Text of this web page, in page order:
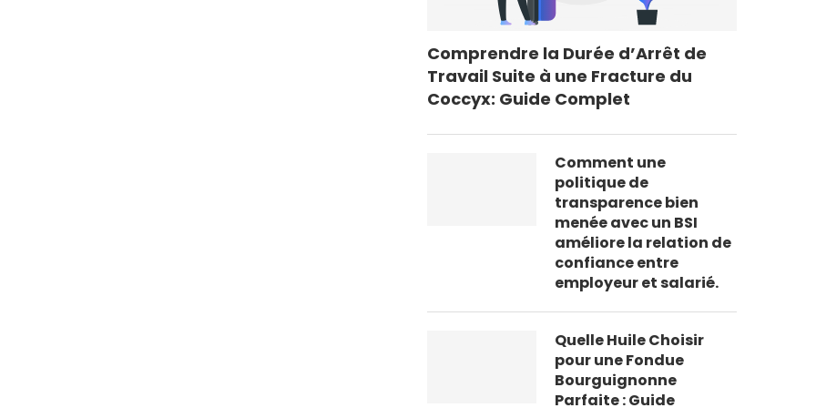
Comprendre la Durée d’Arrêt de
Travail Suite à une Fracture du
Coccyx: Guide Complet
Comment une
politique de
transparence bien
menée avec un BSI
améliore la relation de
confiance entre
employeur et salarié.
Quelle Huile Choisir
pour une Fondue
Bourguignonne
Parfaite : Guide